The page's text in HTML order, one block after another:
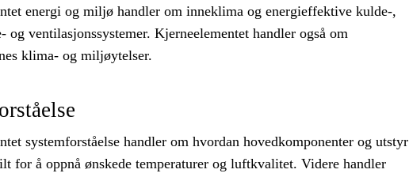
energi og miljø handler om inneklima og energieffektive kulde-,
og ventilasjonssystemer. Kjerneelementet handler også om
klima- og miljøytelser.
systemforståelse handler om hvordan hovedkomponenter og utstyr
for å oppnå ønskede temperaturer og luftkvalitet. Videre handler